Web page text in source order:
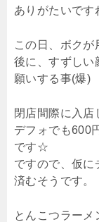
ありがたいです
この日、ボク
後に、すずしい
願いする事(爆)
閉店間際に入店
デフォでも600
です☆
ですので、仮に
済むそうです。
とんこつラー